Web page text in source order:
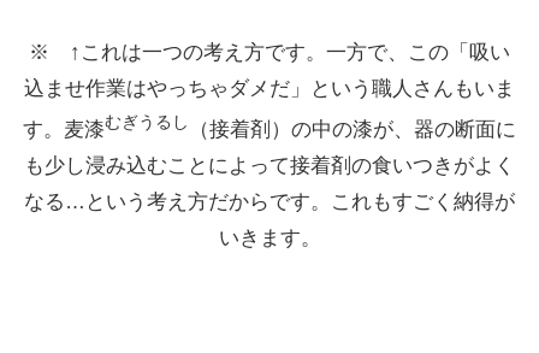
※ ↑これは一つの考え方です。一方で、この「吸い
込ませ作業はやっちゃダメだ」という職人さんもいま
す。麦漆むぎうるし
（接着剤）の中の漆が、器の断面に
も少し浸み込むことによって接着剤の食いつきがよく
なる…という考え方だからです。これもすごく納得が
いきます。